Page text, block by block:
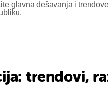
glavna dešavanja i
trendovi,